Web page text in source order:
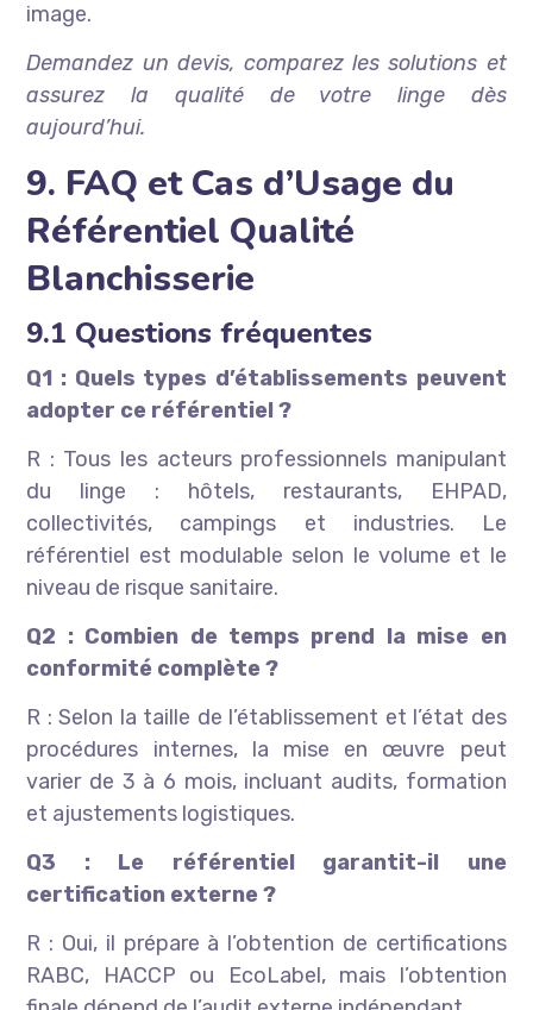
image.
Demandez un devis, comparez les solutions et
assurez la qualité de votre linge dès
aujourd’hui.
9. FAQ et Cas d’Usage du
Référentiel Qualité
Blanchisserie
9.1 Questions fréquentes
Q1 : Quels types d’établissements peuvent
adopter ce référentiel ?
R : Tous les acteurs professionnels manipulant
du linge : hôtels, restaurants, EHPAD,
collectivités, campings et industries. Le
référentiel est modulable selon le volume et le
niveau de risque sanitaire.
Q2 : Combien de temps prend la mise en
conformité complète ?
R : Selon la taille de l’établissement et l’état des
procédures internes, la mise en œuvre peut
varier de 3 à 6 mois, incluant audits, formation
et ajustements logistiques.
Q3 : Le référentiel garantit-il une
certification externe ?
R : Oui, il prépare à l’obtention de certifications
RABC, HACCP ou EcoLabel, mais l’obtention